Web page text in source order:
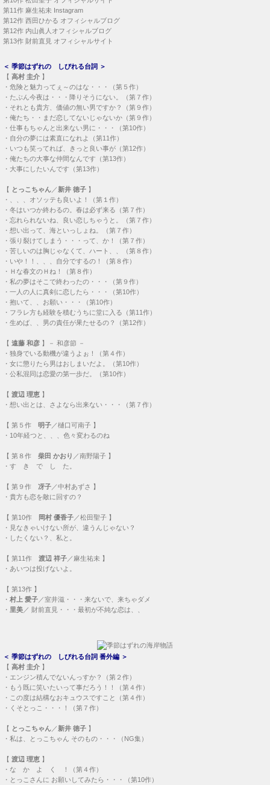
第11作 麻生祐未 Instagram
第12作 西田ひかる オフィシャルブログ
第12作 内山眞人オフィシャルブログ
第13作 財前直見 オフィシャルサイト
＜ 季節はずれの しびれる台詞 ＞
【 高村 圭介 】
・ 危険と魅力ってぇ～のはな・・・（第５作）
・ たぶん今夜は・・・降りそうにない。（第７作）
・ それとも貴方、価値の無い男ですか？（第９作）
・ 俺たち・・まだ恋してないじゃないか（第９作）
・ 仕事もちゃんと出来ない男に・・・（第10作）
・ 自分の夢には素直になれよ（第11作）
・ いつも笑ってれば、きっと良い事が（第12作）
・ 俺たちの大事な仲間なんです（第13作）
・ 大事にしたいんです（第13作）
【 とっこちゃん ／新井 徳子 】
・
、、、オソッテも良いよ！（第１作）
・ 冬はいつか終わるの。春は必ず来る（第７作）
・ 忘れられないね、良い恋しちゃうと。（第７作）
・ 想い出って、海といっしょね。（第７作）
・ 張り裂けてしまう・・・って、か！（第７作）
・ 苦しいのは胸じゃなくて、ハート、、（第８作）
・ いや！！、、、自分でするの！（第８作）
・ Ｈな春文のＨね！（第８作）
・ 私の夢はそこで終わったの・・・（第９作）
・ 一人の人に真剣に恋したら・・・（第10作）
・ 抱いて、、お願い・・・（第10作）
・ フラレ方も経験を積むうちに堂に入る（第11作）
・ 生めば、、男の責任が果たせるの？（第12作）
【 遠藤 和彦 】－ 和彦節 －
・ 独身でいる動機が違うよぉ！（第４作）
・ 女に懲りたら男はおしまいだよ。（第10作）
・ 公私混同は恋愛の第一歩だ。（第10作）
【 渡辺 理恵 】
・ 想い出とは、さよなら出来ない・・・（第７作）
【 第５作 明子 ／樋口可南子 】
・ 10年経つと、、、色々変わるのね
【 第８作 柴田 かおり ／南野陽子 】
・ す き で し た。
【 第９作 冴子 ／中村あずさ 】
・ 貴方も恋を敵に回すの？
【 第10作 岡村 優香子 ／松田聖子 】
・ 見なきゃいけない所が、違うんじゃない？
・ したくない？、私と。
【 第11作 渡辺 祥子 ／麻生祐未 】
・ あいつは投げないよ。
【 第13作 】
・ 村上 愛子 ／室井滋・・・ 来ないで、来ちゃダメ
・ 里美 ／ 財前直見・・・ 最初が不純な恋は、、
＜ 季節はずれの しびれる台詞 番外編 ＞
【 高村 圭介 】
・ エンジン積んでないんっすか？（第２作）
・ もう既に笑いたいって事だろう！！（第４作）
・ この度は結構なおキュウスですこと（第４作）
・ くそとっこ・・・！（第７作）
【 とっこちゃん ／新井 徳子 】
・ 私は、とっこちゃん そのもの・・・（NG集）
【 渡辺 理恵 】
・ な か よ く ！（第４作）
・ とっこさんに お願いしてみたら・・・（第10作）